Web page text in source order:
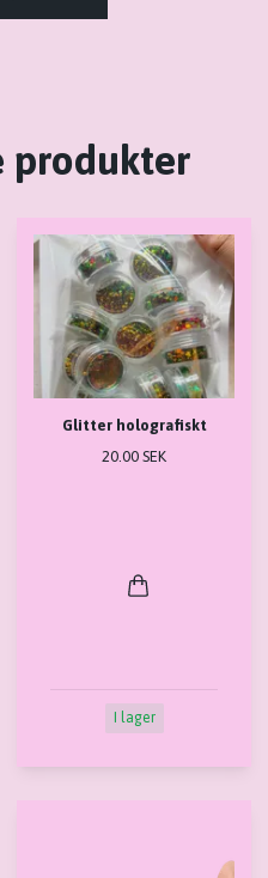
produkter
Glitter holografiskt
20.00 SEK
I lager